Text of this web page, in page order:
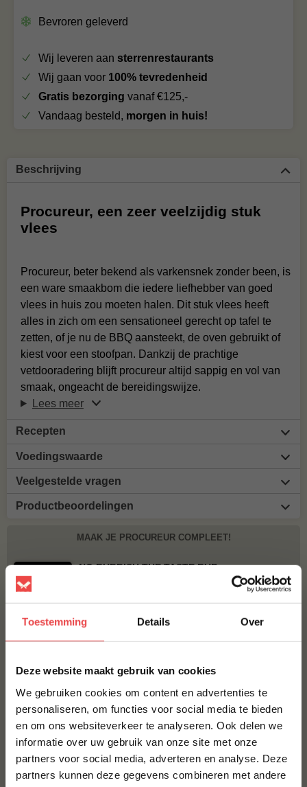
Toestemming Details Over
Deze website maakt gebruik van cookies
We gebruiken cookies om content en advertenties te
personaliseren, om functies voor social media te bieden
en om ons websiteverkeer te analyseren. Ook delen we
informatie over uw gebruik van onze site met onze
partners voor social media, adverteren en analyse. Deze
partners kunnen deze gegevens combineren met andere
Bevroren geleverd
Wij leveren aan sterrenrestaurants
Wij gaan voor 100% tevredenheid
Gratis bezorging vanaf €125,-
Vandaag besteld, morgen in huis!
Beschrijving
Procureur, een zeer veelzijdig stuk
vlees
Procureur, beter bekend als varkensnek zonder been, is
een ware smaakbom die iedere liefhebber van goed
vlees in huis zou moeten halen. Dit stuk vlees heeft
alles in zich om een sensationeel gerecht op tafel te
zetten, of je nu de BBQ aansteekt, de oven gebruikt of
kiest voor een stoofpan. Dankzij de prachtige
vetdooradering blijft procureur altijd sappig en vol van
smaak, ongeacht de bereidingswijze.
Lees meer
Recepten
Voedingswaarde
Veelgestelde vragen
Productbeoordelingen
MAAK JE PROCUREUR COMPLEET!
NO RUBBISH THE TASTE RUB
€ 10,95
BBQUALITY PORK RUB
Bestel alles
10% korting op je
eerste bestelling*
Schrijf je in voor onze nieuwsbrief en ontvang direct
10% korting op jouw eerste bestelling.